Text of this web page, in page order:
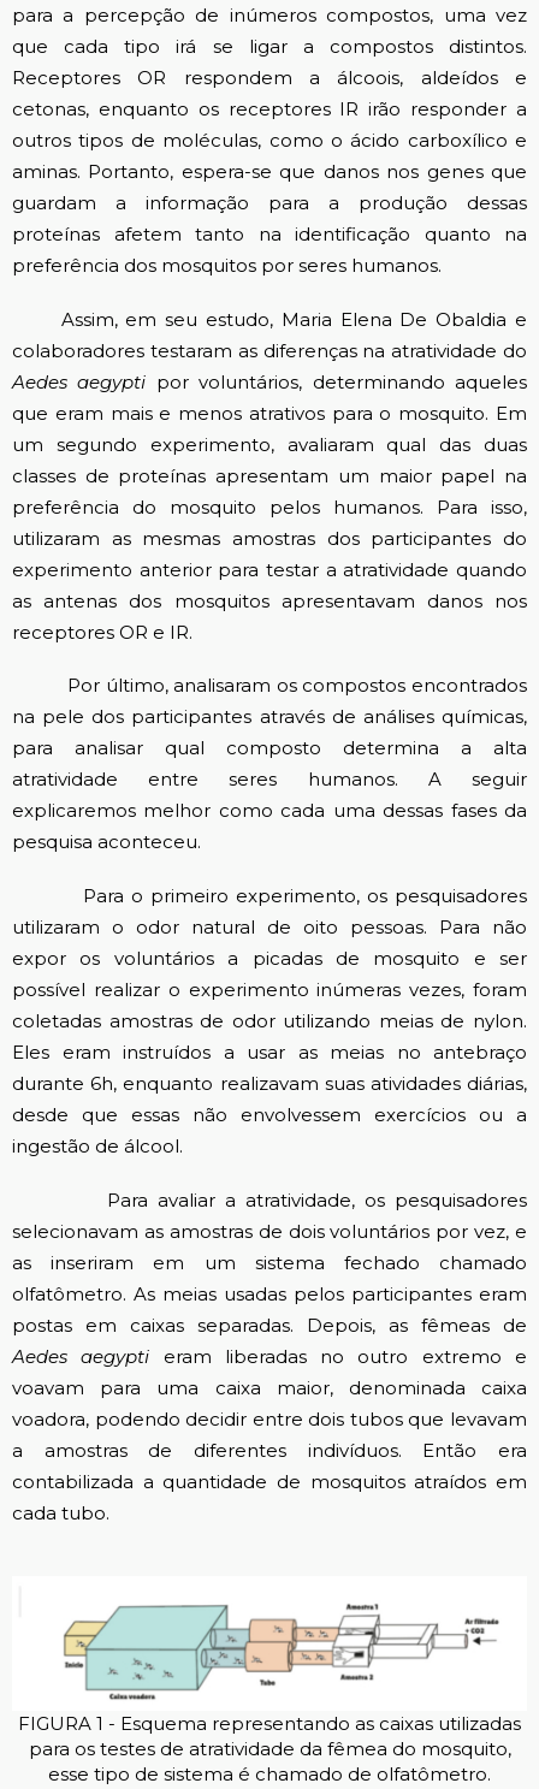
para a percepção de inúmeros compostos, uma vez
que cada tipo irá se ligar a compostos distintos.
Receptores OR respondem a álcoois, aldeídos e
cetonas, enquanto os receptores IR irão responder a
outros tipos de moléculas, como o ácido carboxílico e
aminas. Portanto, espera-se que danos nos genes que
guardam a informação para a produção dessas
proteínas afetem tanto na identificação quanto na
preferência dos mosquitos por seres humanos.
Assim, em seu estudo, Maria Elena De Obaldia e
colaboradores testaram as diferenças na atratividade do
Aedes aegypti por voluntários, determinando aqueles
que eram mais e menos atrativos para o mosquito. Em
um segundo experimento, avaliaram qual das duas
classes de proteínas apresentam um maior papel na
preferência do mosquito pelos humanos. Para isso,
utilizaram as mesmas amostras dos participantes do
experimento anterior para testar a atratividade quando
as antenas dos mosquitos apresentavam danos nos
receptores OR e IR.
Por último, analisaram os compostos encontrados
na pele dos participantes através de análises químicas,
para analisar qual composto determina a alta
atratividade entre seres humanos. A seguir
explicaremos melhor como cada uma dessas fases da
pesquisa aconteceu.
Para o primeiro experimento, os pesquisadores
utilizaram o odor natural de oito pessoas. Para não
expor os voluntários a picadas de mosquito e ser
possível realizar o experimento inúmeras vezes, foram
coletadas amostras de odor utilizando meias de nylon.
Eles eram instruídos a usar as meias no antebraço
durante 6h, enquanto realizavam suas atividades diárias,
desde que essas não envolvessem exercícios ou a
ingestão de álcool.
Para avaliar a atratividade, os pesquisadores
selecionavam as amostras de dois voluntários por vez, e
as inseriram em um sistema fechado chamado
olfatômetro. As meias usadas pelos participantes eram
postas em caixas separadas. Depois, as fêmeas de
Aedes aegypti eram liberadas no outro extremo e
voavam para uma caixa maior, denominada caixa
voadora, podendo decidir entre dois tubos que levavam
a amostras de diferentes indivíduos. Então era
contabilizada a quantidade de mosquitos atraídos em
cada tubo.
FIGURA 1 - Esquema representando as caixas utilizadas
para os testes de atratividade da fêmea do mosquito,
esse tipo de sistema é chamado de olfatômetro.